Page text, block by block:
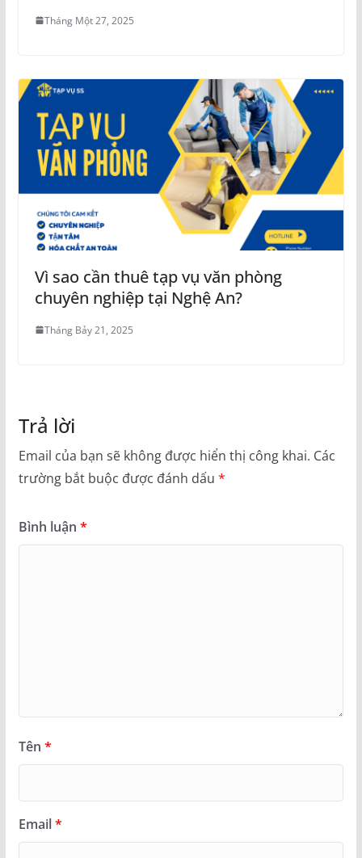
Tháng Một 27, 2025
Vì sao cần thuê tạp vụ văn phòng
chuyên nghiệp tại Nghệ An?
Tháng Bảy 21, 2025
Trả lời
Email của bạn sẽ không được hiển thị công khai. Các
trường bắt buộc được đánh dấu *
Bình luận *
Tên *
Email*